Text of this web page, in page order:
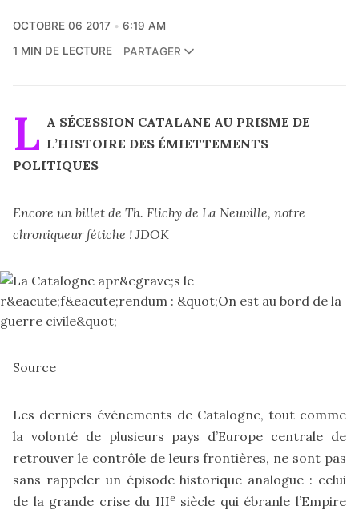
OCTOBRE 06 2017
6:19 AM
1 MIN DE LECTURE
PARTAGER
L A SÉCESSION CATALANE AU PRISME DE
L’HISTOIRE DES ÉMIETTEMENTS
POLITIQUES
Encore un billet de Th. Flichy de La Neuville, notre
chroniqueur fétiche ! JDOK
Source
Les derniers événements de Catalogne, tout comme
la volonté de plusieurs pays d’Europe centrale de
retrouver le contrôle de leurs frontières, ne sont pas
sans rappeler un épisode historique analogue : celui
de la grande crise du IIIesiècle qui ébranle l’Empire